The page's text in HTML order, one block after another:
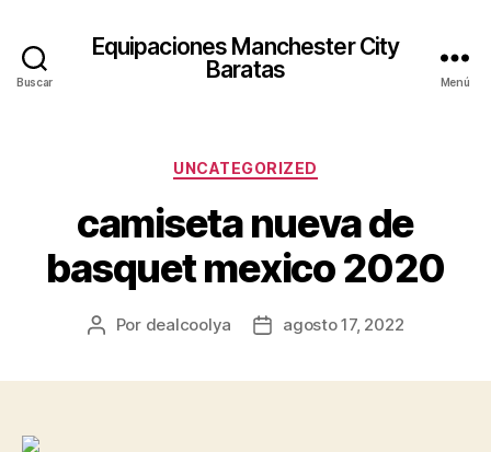
Buscar
Equipaciones Manchester City
Baratas
Menú
Categorías
UNCATEGORIZED
camiseta nueva de
basquet mexico 2020
Autor
Por dealcoolya
Fechaagosto 17, 2022